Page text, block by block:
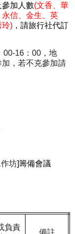
加人數(文香、華
信、金生、英
玲) ，請旅行社代訂
00-16 ：00 ，地
，若不克參加請
坊]籌備會議
負責
備註